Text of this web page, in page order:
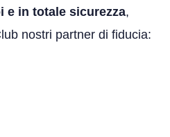
e in totale sicurezza,
nostri partner di fiducia: